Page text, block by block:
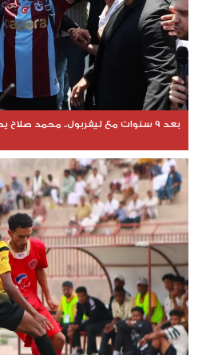
بعد 9 سنوات مع ليفربول.. محمد صلاح يحط رحاله في تركيا